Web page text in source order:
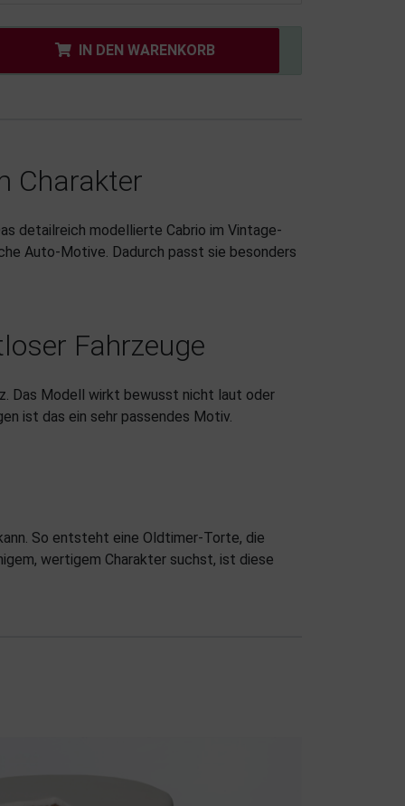
IN DEN WARENKORB
Charakter
detailreich modellierte Cabrio im Vintage-
Auto-Motive. Dadurch passt sie besonders
Fahrzeuge
Das Modell wirkt bewusst nicht laut oder
ist das ein sehr passendes Motiv.
So entsteht eine Oldtimer-Torte, die
wertigem Charakter suchst, ist diese